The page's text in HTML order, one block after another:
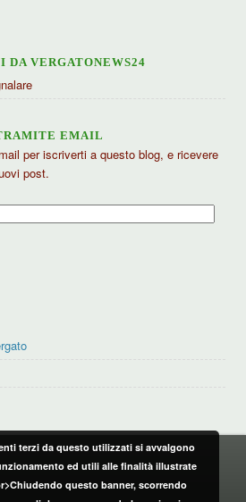
VERGATONEWS24
EMAIL
per iscriverti a questo blog, e ricevere
post.
terzi da questo utilizzati si avvalgono
ed utili alle finalità illustrate
questo banner, scorrendo